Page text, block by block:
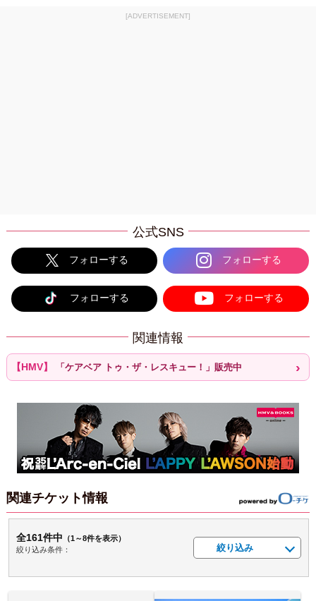
[ADVERTISEMENT]
公式SNS
フォローする フォローする
フォローする フォローする
関連情報
「ケアベア トゥ・ザ・レスキュー！」販売中
関連チケット情報
全161件中 （1～8件を表示）
絞り込み条件：
絞り込み